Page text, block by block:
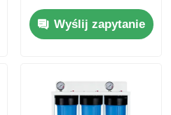
obudowa system
wstępnej filtracji
NPT/BSP
Wyślij zapytanie